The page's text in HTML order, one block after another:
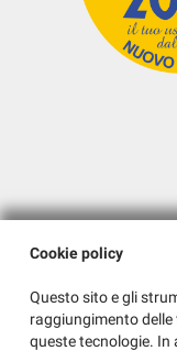
Cookie policy
Questo sito e gli
raggiungimento
queste tecnologie. In